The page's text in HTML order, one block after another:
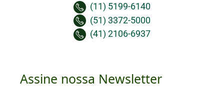
(11) 5199-6140
(51) 3372-5000
(41) 2106-6937
Assine nossa Newsletter